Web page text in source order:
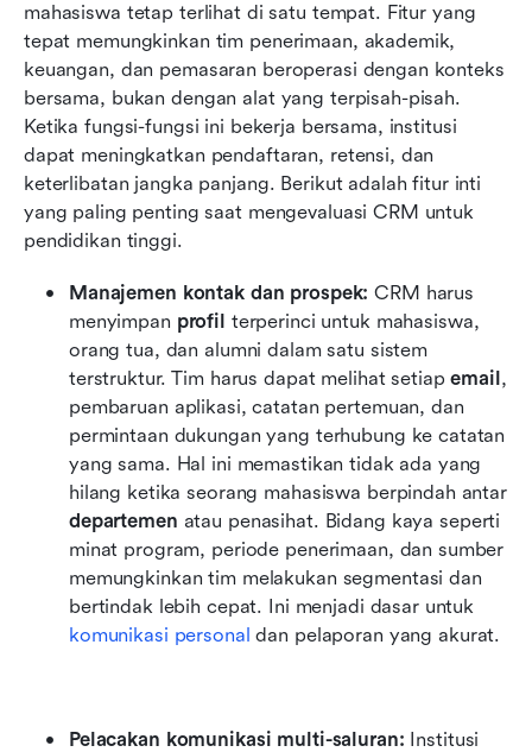
mahasiswa tetap terlihat di satu tempat. Fitur yang
tepat memungkinkan tim penerimaan, akademik,
keuangan, dan pemasaran beroperasi dengan konteks
bersama, bukan dengan alat yang terpisah-pisah.
Ketika fungsi-fungsi ini bekerja bersama, institusi
dapat meningkatkan pendaftaran, retensi, dan
keterlibatan jangka panjang. Berikut adalah fitur inti
yang paling penting saat mengevaluasi CRM untuk
pendidikan tinggi.
Manajemen kontak dan prospek: CRM harus
menyimpan profil terperinci untuk mahasiswa,
orang tua, dan alumni dalam satu sistem
terstruktur. Tim harus dapat melihat setiap email,
pembaruan aplikasi, catatan pertemuan, dan
permintaan dukungan yang terhubung ke catatan
yang sama. Hal ini memastikan tidak ada yang
hilang ketika seorang mahasiswa berpindah antar
departemen atau penasihat. Bidang kaya seperti
minat program, periode penerimaan, dan sumber
memungkinkan tim melakukan segmentasi dan
komunikasi personal dan pelaporan yang akurat.
Pelacakan komunikasi multi-saluran: Institusi